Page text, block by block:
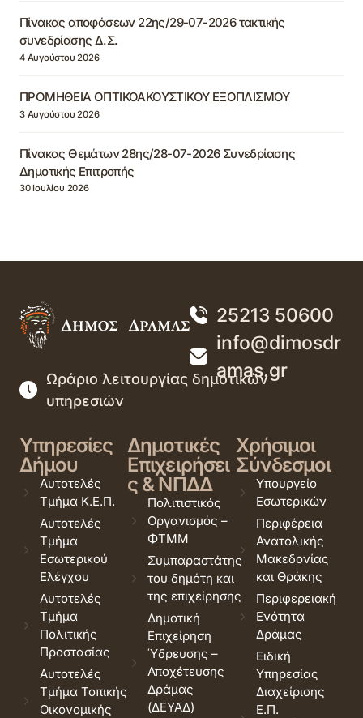
Πίνακας αποφάσεων 22ης/29-07-2026 τακτικής
συνεδρίασης Δ.Σ.
4 Αυγούστου 2026
ΠΡΟΜΗΘΕΙΑ ΟΠΤΙΚΟΑΚΟΥΣΤΙΚΟΥ ΕΞΟΠΛΙΣΜΟΥ
3 Αυγούστου 2026
Πίνακας Θεμάτων 28ης/28-07-2026 Συνεδρίασης
Δημοτικής Επιτροπής
30 Ιουλίου 2026
25213 50600
info@dimosdr
amas.gr
Ωράριο λειτουργίας δημοτικών
υπηρεσιών
Υπηρεσίες
Δήμου
Αυτοτελές
Τμήμα Κ.Ε.Π.
Αυτοτελές
Τμήμα
Εσωτερικού
Ελέγχου
Αυτοτελές
Τμήμα
Πολιτικής
Προστασίας
Αυτοτελές
Τμήμα Τοπικής
Οικονομικής
Δημοτικές
Επιχειρήσει
ς & ΝΠΔΔ
Πολιτιστικός
Οργανισμός –
ΦΤΜΜ
Συμπαραστάτης
του δημότη και
της επιχείρησης
Δημοτική
Επιχείρηση
Ύδρευσης –
Αποχέτευσης
Δράμας
(ΔΕΥΑΔ)
Χρήσιμοι
Σύνδεσμοι
Υπουργείο
Εσωτερικών
Περιφέρεια
Ανατολικής
Μακεδονίας
και Θράκης
Περιφερειακή
Ενότητα
Δράμας
Ειδική
Υπηρεσίας
Διαχείρισης
Ε.Π.